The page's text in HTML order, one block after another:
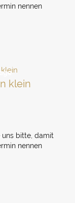
nennen
klein
uns bitte, damit
nennen